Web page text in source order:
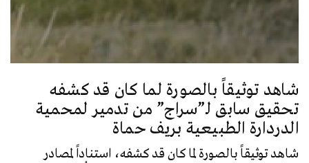
شاهد توثيقاً بالصورة لما كان قد كشفه
تحقيق سابق لـ”سراج” من تدمير لمحمية
الدردارة الطبيعية بريف حماة
شاهد توثيقاً بالصورة لما كان قد كشفه، استناداً لمصادر